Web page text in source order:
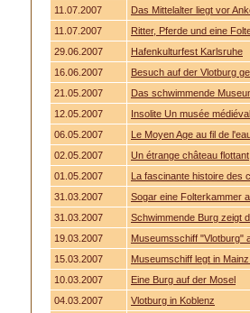
11.07.2007
Das Mittelalter liegt vor
11.07.2007
Ritter, Pferde und eine
29.06.2007
Hafenkulturfest Karlsruhe
16.06.2007
Besuch auf der Vlotburg
21.05.2007
Das schwimmende
12.05.2007
Insolite Un musée
06.05.2007
Le Moyen Age au fil de
02.05.2007
Un étrange château flottant
01.05.2007
La fascinante histoire des
31.03.2007
Sogar eine Folterkammer
31.03.2007
Schwimmende Burg zeigt
19.03.2007
Museumsschiff "Vlotburg"
15.03.2007
Museumschiff legt in
10.03.2007
Eine Burg auf der Mosel
04.03.2007
Vlotburg in Koblenz